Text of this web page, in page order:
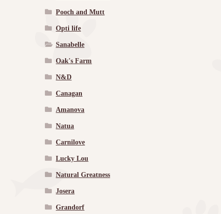
Pooch and Mutt
Opti life
Sanabelle
Oak's Farm
N&D
Canagan
Amanova
Natua
Carnilove
Lucky Lou
Natural Greatness
Josera
Grandorf